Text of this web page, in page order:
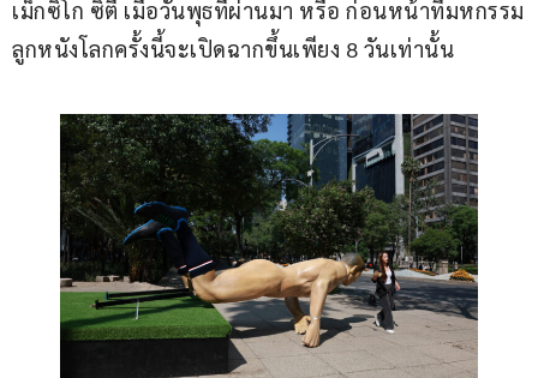
เม็กซิโก ซิตี เมื่อวันพุธที่ผ่านมา หรือ ก่อนหน้าที่มหกรรม
ลูกหนังโลกครั้งนี้จะเปิดฉากขึ้นเพียง 8 วันเท่านั้น